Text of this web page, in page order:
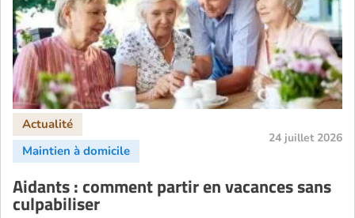
24 juillet 2026
Aidants : comment partir en vacances sans
culpabiliser